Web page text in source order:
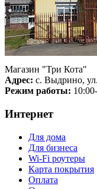
Магазин "Три Кота"
Адрес: с. Выдрино,
Режим работы:
Интернет
Для дома
Для бизнеса
Wi-Fi роутеры
Карта покрытия
Оплата